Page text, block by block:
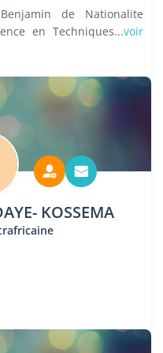
de Nationalite
en Techniques...voir
KOSSEMA